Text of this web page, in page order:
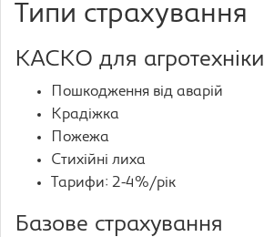
Типи страхування
КАСКО для агротехніки
Пошкодження від аварій
Крадіжка
Пожежа
Стихійні лиха
Тарифи: 2-4%/рік
Базове страхування